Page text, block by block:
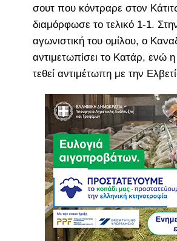
σουτ που κόντραρε στον
διαμόρφωσε το τελικό 1-1.
αγωνιστική του ομίλου, ο
αντιμετωπίσει το Κατάρ, ενώ
τεθεί αντιμέτωπη με την